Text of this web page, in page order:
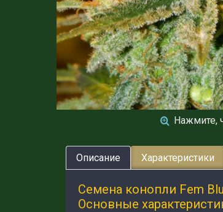
Нажмите,
Описание Характеристики
Семена конопли Fem
Основные